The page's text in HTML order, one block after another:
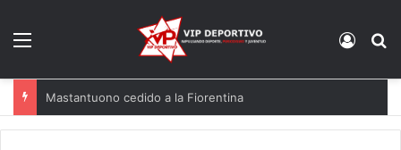
Mastantuono cedido a la Fiorentina